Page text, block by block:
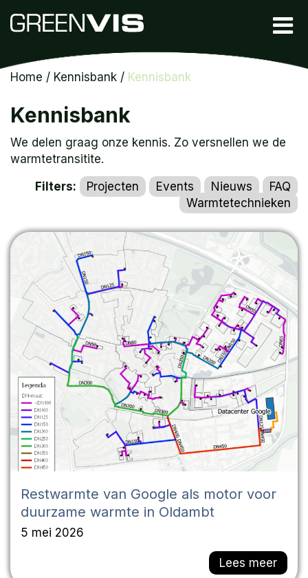
Home / Kennisbank / Kennisbank
Kennisbank
We delen graag onze kennis. Zo versnellen we de
warmtetransitite.
Filters:
Projecten Events Nieuws
FAQ
Warmtetechnieken
Restwarmte van Google als motor voor
duurzame warmte in Oldambt
5 mei 2026
Lees meer